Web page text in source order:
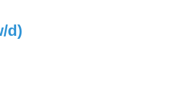
d)